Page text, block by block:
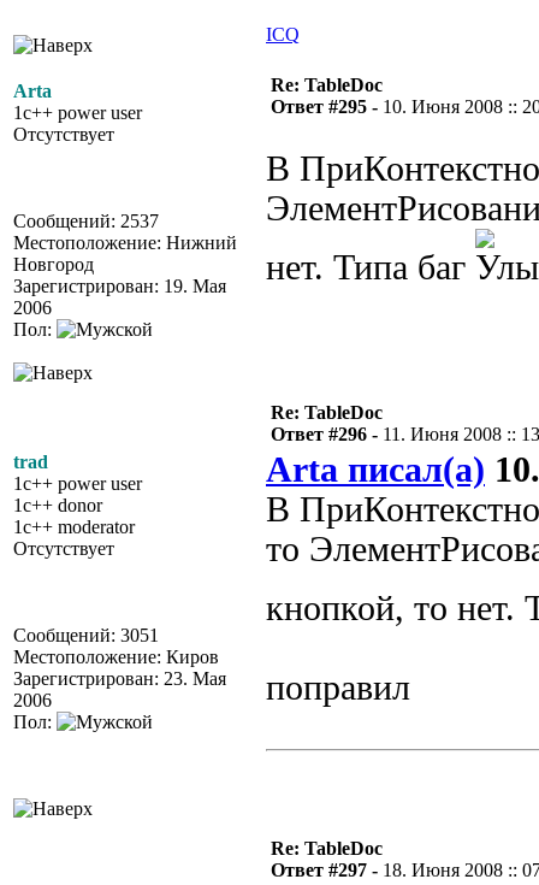
ICQ
Arta
1c++ power user
Отсутствует
Сообщений: 2537
Местоположение: Нижний
Новгород
Зарегистрирован: 19. Мая
2006
Пол:
Re: TableDoc
Ответ #295 - 10. Июня 2008 ::
В
нет. Типа баг
trad
1c++ power user
1c++ donor
1c++ moderator
Отсутствует
Сообщений: 3051
Местоположение: Киров
Зарегистрирован: 23. Мая
2006
Пол:
Re: TableDoc
Ответ #296 - 11. Июня 2008 ::
Arta писал(а)
В
то
кнопкой, то нет.
поправил
Re: TableDoc
Ответ #297 - 18. Июня 2008 ::